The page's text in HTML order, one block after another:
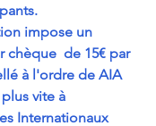
impose un
chèque  de 15€ par
à l'ordre de AIA
vite à
Internationaux